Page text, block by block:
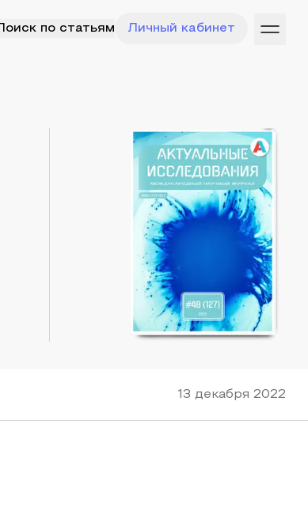
Поиск по статьям Личный кабинет
13 декабря 2022